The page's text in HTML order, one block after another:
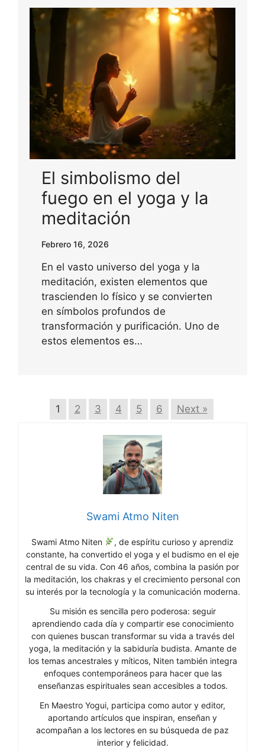
El simbolismo del
fuego en el yoga y la
meditación
Febrero 16, 2026
En el vasto universo del yoga y la
meditación, existen elementos que
trascienden lo físico y se convierten
en símbolos profundos de
transformación y purificación. Uno de
estos elementos es…
1 2 3 4 5 6 Next »
Swami Atmo Niten
Swami Atmo Niten
, de espíritu curioso y aprendiz
constante, ha convertido el yoga y el budismo en el eje
central de su vida. Con 46 años, combina la pasión por
la meditación, los chakras y el crecimiento personal con
su interés por la tecnología y la comunicación moderna.
Su misión es sencilla pero poderosa: seguir
aprendiendo cada día y compartir ese conocimiento
con quienes buscan transformar su vida a través del
yoga, la meditación y la sabiduría budista. Amante de
los temas ancestrales y míticos, Niten también integra
enfoques contemporáneos para hacer que las
enseñanzas espirituales sean accesibles a todos.
En Maestro Yogui, participa como autor y editor,
aportando artículos que inspiran, enseñan y
acompañan a los lectores en su búsqueda de paz
interior y felicidad.